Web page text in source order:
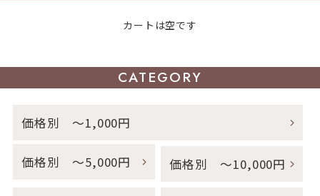
カートは空です
CATEGORY
価格別 ～1,000円
価格別 ～5,000円 価格別 ～10,000円